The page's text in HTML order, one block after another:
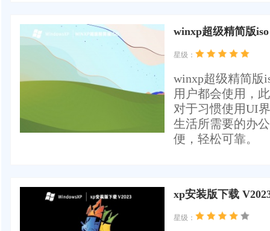
winxp超级精简版
星级：
winxp超级精简版
用户都会使用，
对于习惯使用UI
生活所需要的办
便，轻松可靠。
xp安装版下载
星级：